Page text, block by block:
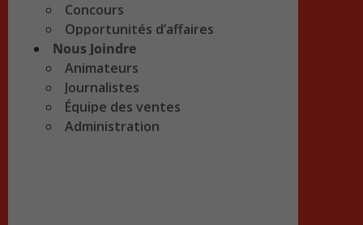
Concours
Opportunités d’affaires
Nous Joindre
Animateurs
Journalistes
Équipe des ventes
Administration